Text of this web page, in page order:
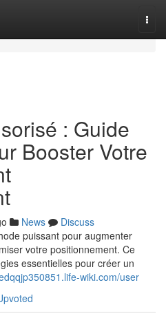
: Guide
Booster Votre
News
Discuss
puissant pour augmenter
votre positionnement. Ce
essentielles pour créer un
wiki.com/user